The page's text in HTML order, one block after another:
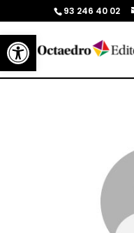
Abrir barra de herramientas
93 246 40 02